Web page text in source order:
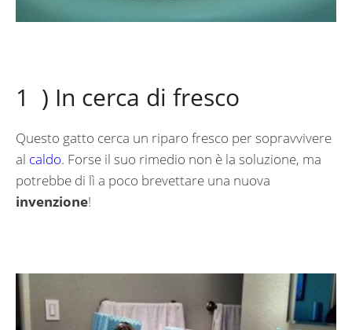
1 ) In cerca di fresco
Questo gatto cerca un riparo fresco per sopravvivere
al caldo. Forse il suo rimedio non è la soluzione, ma
potrebbe di lì a poco brevettare una nuova
invenzione!